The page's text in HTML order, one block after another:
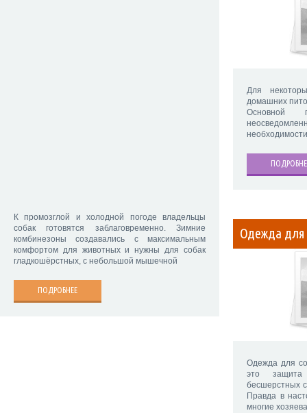
К промозглой и холодной погоде владельцы
собак готовятся заблаговременно. Зимние
комбинезоны создавались с максимальным
комфортом для животных и нужны для собак
гладкошёрстных, с небольшой мышечной
ПОДРОБНЕЕ
Для
домашних
Основной
Одежда для
Одежда для
это защита
бесшерстных
Правда в
многие